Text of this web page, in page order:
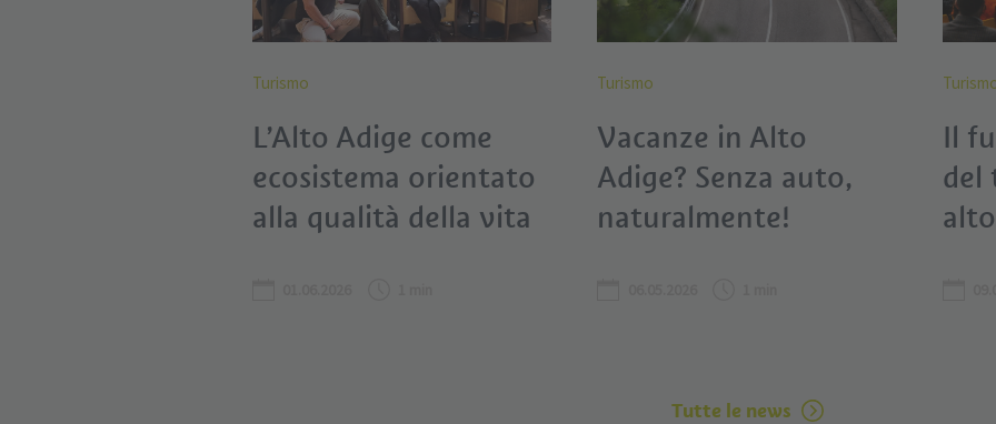
Turismo
L’Alto Adige come
ecosistema orientato
alla qualità della vita
Turismo
Vacanze in Alto
Adige? Senza auto,
naturalmente!
Il
del
Tutte le news